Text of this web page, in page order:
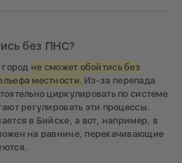
без ПНС?
не сможет обойтись без
местности. Из-за перепада
циркулировать по системе
регулировать эти процессы.
в Бийске, а вот, например, в
на равнине, перекачивающие